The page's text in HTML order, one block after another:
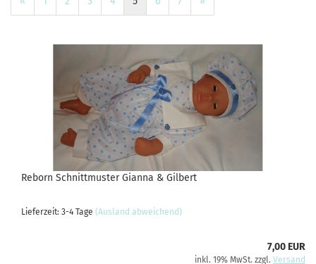
Reborn Schnittmuster Gianna & Gilbert
Lieferzeit: 3-4 Tage (Ausland abweichend)
7,00 EUR
inkl. 19% MwSt. zzgl. Versand